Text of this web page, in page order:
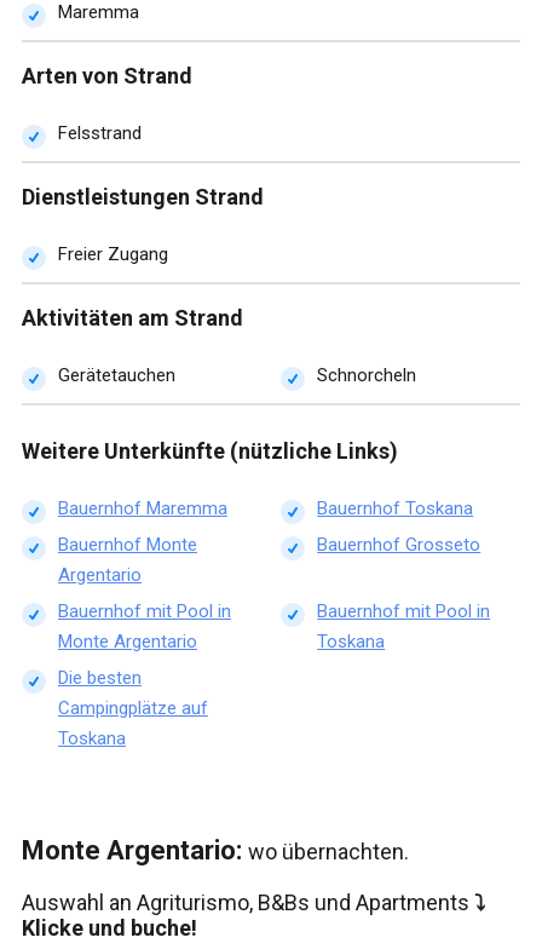
Maremma
Arten von Strand
Felsstrand
Dienstleistungen Strand
Freier Zugang
Aktivitäten am Strand
Gerätetauchen Schnorcheln
Weitere Unterkünfte (nützliche Links)
Bauernhof Maremma
Bauernhof Toskana
Bauernhof Monte
Argentario
Bauernhof Grosseto
Bauernhof mit Pool in
Monte Argentario
Bauernhof mit Pool in
Toskana
Die besten
Campingplätze auf
Toskana
Monte Argentario: wo übernachten.
Auswahl an Agriturismo, B&Bs und Apartments ⤵️
Klicke und buche!